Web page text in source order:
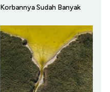
Korbannya Sudah Banyak